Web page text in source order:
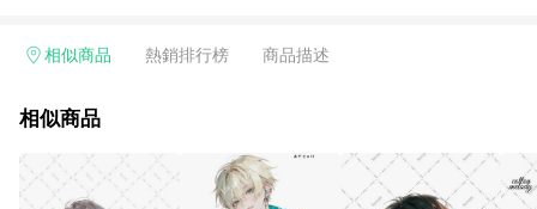
回饋訂單不得享有 Pinkoi 站方優惠，例如首購優惠，P coins，
行為，不具贈點資格，部分退款不在此限。 6. APP 請更新至
貨後 45 天後發送。 8. 群眾募資商品，禮物卡，開館保證金，補
運費，攤位費等不具贈點資格。 9. LINE 購物站上之商品規格、
相似商品 熱銷排行榜 商品描述
相似商品